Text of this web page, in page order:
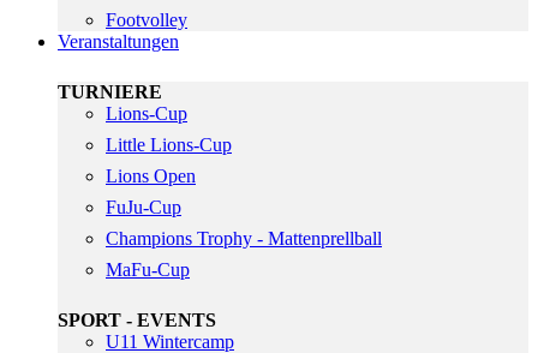
Footvolley
Veranstaltungen
TURNIERE
Lions-Cup
Little Lions-Cup
Lions Open
FuJu-Cup
Champions Trophy - Mattenprellball
MaFu-Cup
SPORT - EVENTS
U11 Wintercamp